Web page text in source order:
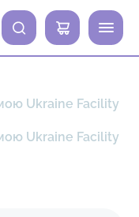
0
Ukraine Facility
Ukraine Facility